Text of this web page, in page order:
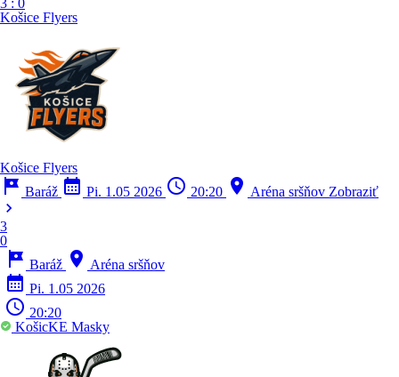
3 : 0
Košice Flyers
Košice Flyers
tour Baráž calendar_month Pi. 1.05 2026 schedule 20:20 location_on Aréna sršňov Zobraziť
chevron_right
3
0
tour Baráž location_on Aréna sršňov
calendar_month Pi. 1.05 2026
schedule 20:20
KošicKE Masky